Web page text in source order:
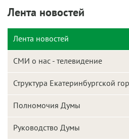
Лента новостей
Лента новостей
СМИ о нас - телевидение
Структура Екатеринбургской
Полномочия Думы
Руководство Думы